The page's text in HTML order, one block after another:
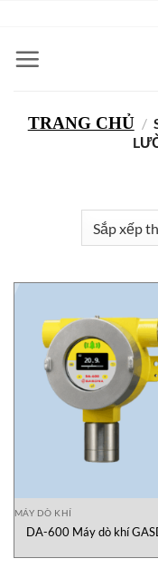
nội
TRANG CHỦ /
MÁY DÒ KHÍ
DA-600 Máy dò khí